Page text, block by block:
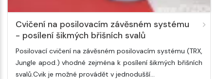
Cvičení na posilovacím závěsném systému
- posílení šikmých břišních svalů
Posilovací cvičení na závěsném posilovacím systému (TRX,
Jungle apod.) vhodné zejména k posílení šikmých břišních
svalů.Cvik je možné provádět v jednodušší…